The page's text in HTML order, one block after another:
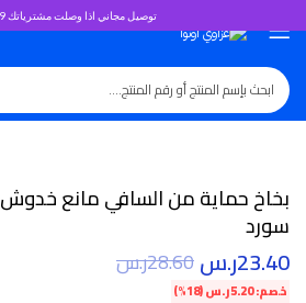
توصيل مجاني اذا وصلت مشترياتك 299 ريال
بخاخ حماية من السافي مانع خدوش
سورد
23.40ر.س28.60ر.س
خصم:5.20ر.س(18%)